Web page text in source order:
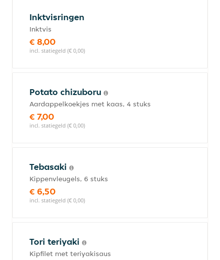
Inktvisringen
Inktvis
€ 8,00
incl. statiegeld (€ 0,00)
Potato chizuboru
Aardappelkoekjes met kaas, 4 stuks
€ 7,00
incl. statiegeld (€ 0,00)
Tebasaki
Kippenvleugels, 6 stuks
€ 6,50
incl. statiegeld (€ 0,00)
Tori teriyaki
Kipfilet met teriyakisaus